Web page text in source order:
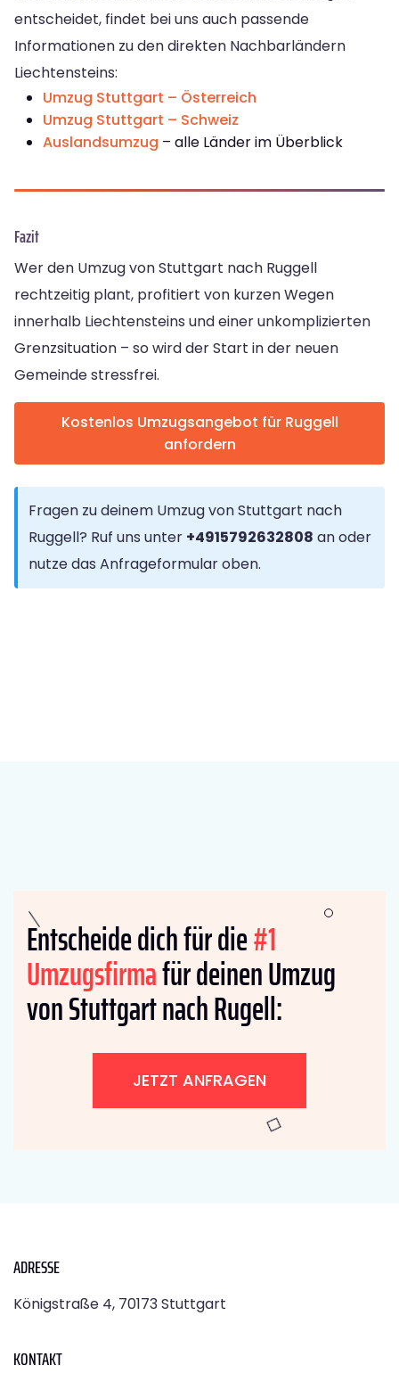
entscheidet, findet bei uns auch passende
Informationen zu den direkten Nachbarländern
Liechtensteins:
Umzug Stuttgart – Österreich
Umzug Stuttgart – Schweiz
Auslandsumzug – alle Länder im Überblick
Fazit
Wer den Umzug von Stuttgart nach Ruggell
rechtzeitig plant, profitiert von kurzen Wegen
innerhalb Liechtensteins und einer unkomplizierten
Grenzsituation – so wird der Start in der neuen
Gemeinde stressfrei.
Kostenlos Umzugsangebot für Ruggell
anfordern
Fragen zu deinem Umzug von Stuttgart nach
Ruggell? Ruf uns unter +4915792632808 an oder
nutze das Anfrageformular oben.
Entscheide dich für die#1
Umzugsfirmafür deinen Umzug
von Stuttgart nach Rugell:
JETZT ANFRAGEN
ADRESSE
Königstraße 4, 70173 Stuttgart
KONTAKT